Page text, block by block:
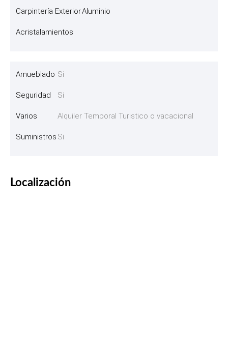
Carpintería ExteriorAluminio
Acristalamientos
Amueblado Si
Seguridad Si
Varios Alquiler Temporal Turistico o vacacional
Suministros Si
Localización